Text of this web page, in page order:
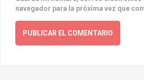
navegador para la próxima vez que